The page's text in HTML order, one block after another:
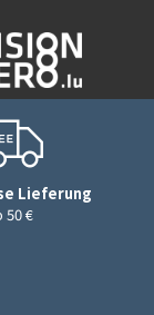
Lieferung
50 €